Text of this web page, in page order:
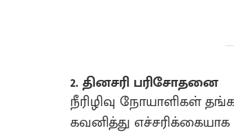
2. தினசரி பரிசோதனை
நீரிழிவு நோயாளிகள்
கவனித்து